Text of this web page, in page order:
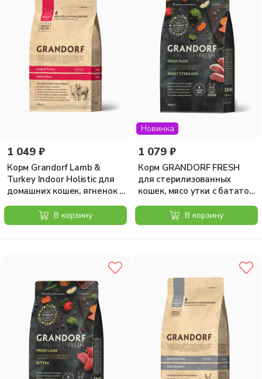
1 049 ₽
Корм Grandorf Lamb &
Turkey Indoor Holistic для
домашних кошек, ягненок с
индейкой, 400 г
В корзину
Новинка
1 079 ₽
Корм GRANDORF FRESH
для стерилизованных
кошек, мясо утки с бататом,
400 гр
В корзину